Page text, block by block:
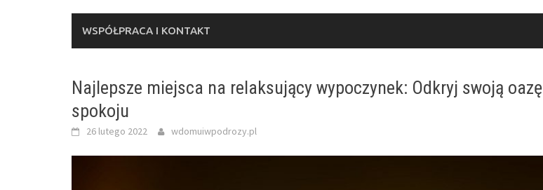
WSPÓŁPRACA I KONTAKT
Najlepsze miejsca na relaksujący wypoczynek: Odkryj swoją oazę
spokoju
26 lutego 2022 wdomuiwpodrozy.pl